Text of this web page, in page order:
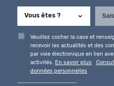
Veuillez cocher la case et
recevoir les actualités et des
par voie électronique en lien
activités. En savoir plus
données personnelles